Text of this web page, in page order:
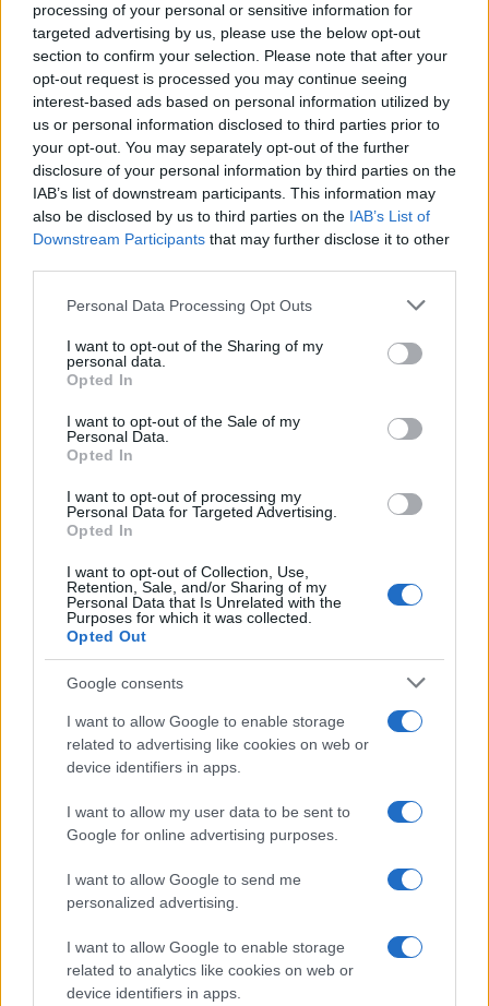
processing of your personal or sensitive information for
targeted advertising by us, please use the below opt-out
section to confirm your selection. Please note that after your
opt-out request is processed you may continue seeing
interest-based ads based on personal information utilized by
us or personal information disclosed to third parties prior to
your opt-out. You may separately opt-out of the further
disclosure of your personal information by third parties on the
IAB’s list of downstream participants. This information may
also be disclosed by us to third parties on the IAB’s List of
Downstream Participants that may further disclose it to other
Please note that this website/app uses one or more Google
not limited to your visit or usage behaviour. You may click to
grant or deny consent to Google and its third-party tags to
use your data for below specified purposes in below Google
consent section.
Personal Data Processing Opt Outs
I want to opt-out of the Sharing of my
personal data.
Opted In
I want to opt-out of the Sale of my
Personal Data.
Opted In
I want to opt-out of processing my
Personal Data for Targeted Advertising.
Opted In
I want to opt-out of Collection, Use,
Retention, Sale, and/or Sharing of my
Personal Data that Is Unrelated with the
Purposes for which it was collected.
Opted Out
Google consents
I want to allow Google to enable storage
related to advertising like cookies on web or
device identifiers in apps.
I want to allow my user data to be sent to
Google for online advertising purposes.
I want to allow Google to send me
personalized advertising.
I want to allow Google to enable storage
related to analytics like cookies on web or
device identifiers in apps.
daGoogle News
Condividi l'articolo
F
a
ce
b
o
k
T
w
it
te
r
Pi
n
te
re
st
W
h
at
s
A
p
p
S
h
a
re
Articolo precedente
Prossimo articolo
NOTIZIE RECENTI
carabinieri
Auto prende fuoco sulla strada statale 125 a
Olbia, cosa è successo
Incidente sulla 125 a Olbia, due auto coinvolte:
danni ingenti
Auto finisce contro un muretto, un ferito ad
Arzachena
Incidente a Baia Sardinia, scontro tra auto e
moto: un ferito
Olbia, le previsioni meteo per lunedì 10 agosto
2026
Le ultime offerte di lavoro a Olbia e in Gallura